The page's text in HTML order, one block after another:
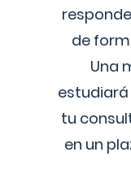
de
Una
tu
en un